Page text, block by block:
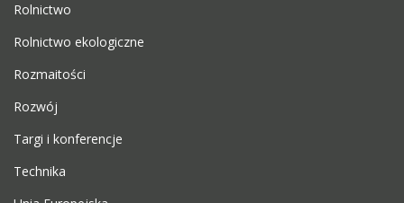
Rolnictwo
Rolnictwo ekologiczne
Rozmaitości
Rozwój
Targi i konferencje
Technika